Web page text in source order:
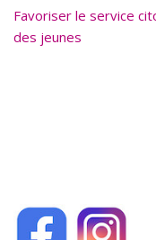
o
o
Favoriser le service
des jeunes